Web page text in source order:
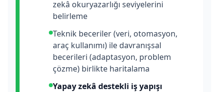
zekâ okuryazarlığı seviyelerini
belirleme
Teknik beceriler (veri, otomasyon,
araç kullanımı) ile davranışsal
becerileri (adaptasyon, problem
çözme) birlikte haritalama
Yapay zekâ destekli iş yapışı